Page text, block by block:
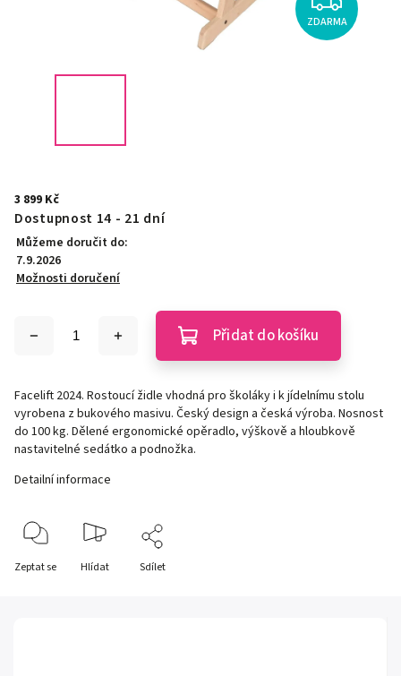
ZDARMA
3 899 Kč
Dostupnost 14 - 21 dní
Můžeme doručit do:
7.9.2026
Možnosti doručení
Přidat do košíku
Facelift 2024. Rostoucí židle vhodná pro školáky i k jídelnímu stolu
vyrobena z bukového masivu. Český design a česká výroba. Nosnost
do 100 kg. Dělené ergonomické opěradlo, výškově a hloubkově
nastavitelné sedátko a podnožka.
Detailní informace
Zeptat se Hlídat Sdílet